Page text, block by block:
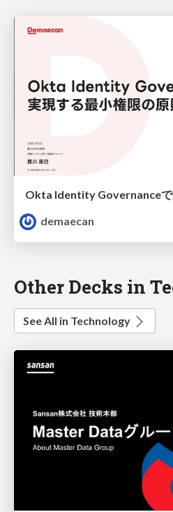
demaecan
Other Decks in
See All in Technology